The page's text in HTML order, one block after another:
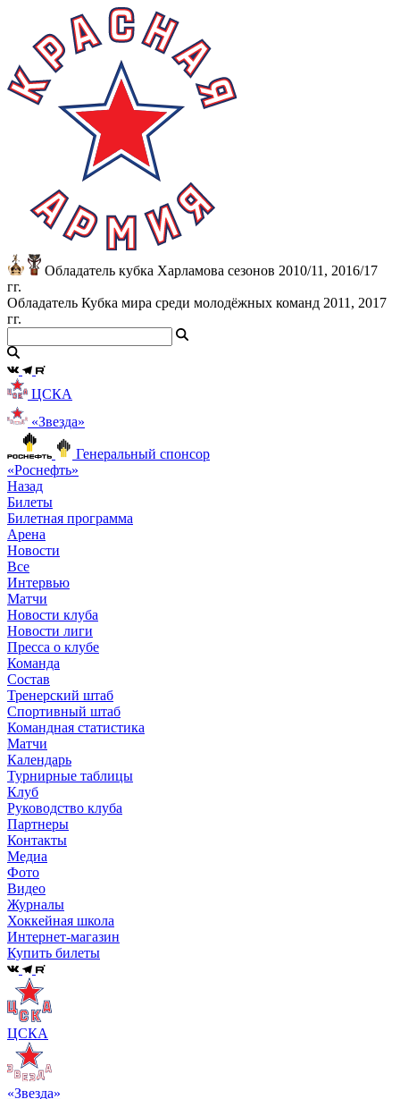
Обладатель кубка Харламова сезонов 2010/11, 2016/17
гг.
Обладатель Кубка мира среди молодёжных команд 2011, 2017
гг.
ЦСКА
«Звезда»
Генеральный спонсор
«Роснефть»
Назад
Билеты
Билетная программа
Арена
Новости
Все
Интервью
Матчи
Новости клуба
Новости лиги
Пресса о клубе
Команда
Состав
Тренерский штаб
Спортивный штаб
Командная статистика
Матчи
Календарь
Турнирные таблицы
Клуб
Руководство клуба
Партнеры
Контакты
Медиа
Фото
Видео
Журналы
Хоккейная школа
Интернет-магазин
Купить билеты
ЦСКА
«Звезда»